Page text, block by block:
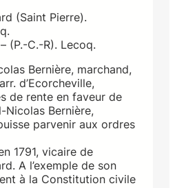
(Saint Pierre).
(P.-C.-R). Lecoq.
Bernière, marchand,
d’Ecorcheville,
de rente en faveur de
Nicolas Bernière,
parvenir aux ordres
1791, vicaire de
A l’exemple de son
à la Constitution civile